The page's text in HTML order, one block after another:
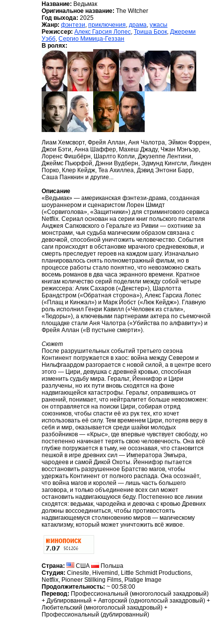
Название: Ведьмак
Оригинальное название: The Witcher
Год выхода: 2025
Жанр: фэнтези, приключения, драма, ужасы
Режиссер: Алекс Гарсия Лопес, Триша Брок, Джереми
Уэбб, Сергио Мимица-Геззан
В ролях:
Лиам Хемсворт, Фрейя Аллан, Аня Чалотра, Эймон Фэррен,
Джои Бэти, Анна Шаффер, Махеш Джаду, Чжан Мэнъэр,
Лоренс Фишбёрн, Шарлто Копли, Джузеппе Лентини,
Джеймс Пьюрфой, Дэнни Вудберн, Эдмунд Кингсли, Линден
Порко, Клер Кейдж, Теа Ахиллеа, Дэвид Энтони Барр,
Саша Панкнин и другие...
Описание
«Ведьмак» — американская фэнтези-драма, созданная
шоураннером и сценаристом Лорен Шмидт
(«Сорвиголова», «Защитники») для стримингового сервиса
Netflix. Сериал основан на серии книг польского писателя
Анджея Сапковского о Геральте из Ривии — охотнике за
монстрами, чья судьба магическим образом связана с
девочкой, способной уничтожить человечество. События
саги происходят в обстановке мрачного средневековья, и
смерть преследует героев на каждом шагу. Изначально
планировалось снять полнометражный фильм, но в
процессе работы стало понятно, что невозможно сжать
восемь романов в два часа экранного времени. Кратное
книгам количество серий поделили между собой четыре
режиссера: Алик Сахаров («Декстер»), Шарлотта
Брандстром («Обратная сторона»), Алекс Гарсиа Лопес
(«Плащ и Кинжал») и Марк Йобст («Люк Кейдж»). Главную
роль исполнил Генри Кавилл («Человек из стали»,
«Тюдоры»), а ключевыми партнерами актера по съемочной
площадке стали Аня Чалотра («Убийства по алфавиту») и
Фрейя Аллан («В пустыне смерти»).
Сюжет
После разрушительных событий третьего сезона
Континент погружается в хаос: война между Севером и
Нильфгаардом разгорается с новой силой, а в центре всего
этого — Цири, девушка с древней кровью, способная
изменить судьбу мира. Геральт, Йеннифэр и Цири
разлучены, но их пути вновь сходятся на фоне
надвигающейся катастрофы. Геральт, оправившись от
ранений, понимает, что нейтралитет больше невозможен:
он отправляется на поиски Цири, собирая отряд
союзников, чтобы спасти её из рук тех, кто хочет
использовать её силу. Тем временем Цири, потеряв веру в
себя и мир, оказывается среди шайки молодых
разбойников — «Крыс», где впервые чувствует свободу, но
постепенно начинает терять свою человечность. Она всё
глубже погружается в тьму, не осознавая, что становится
пешкой в игре древних сил — Императора Эмгыра,
чародеев и самой Дикой Охоты. Йеннифэр пытается
восстановить разрушенное Братство магов, чтобы
удержать Континент от полного распада. Она осознаёт,
что война магов и королей — лишь часть большего
заговора, и только объединение всех сил может
остановить надвигающуюся беду. Постепенно все линии
сходятся: ведьмак, чародейка и девочка с кровью Древних
должны воссоединиться, чтобы противостоять
надвигающемуся столкновению миров — магическому
катаклизму, который может уничтожить всё живое.
Страна: США
Польша
Студия: Cinesite, Hivemind, Little Schmidt Productions,
Netflix, Pioneer Stillking Films, Platige Image
Продолжительность: ~ 00:58:00
Перевод: Профессиональный (многоголосый закадровый)
+ Дублированный + Авторский (одноголосый закадровый) +
Любительский (многоголосый закадровый) +
Профессиональный (дублированный)